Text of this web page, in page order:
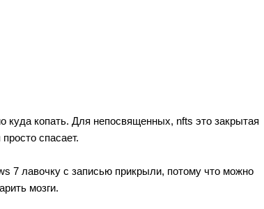
куда копать. Для непосвященных, nfts это закрытая
спасает.
7 лавочку с записью прикрыли, потому что можно
мозги.